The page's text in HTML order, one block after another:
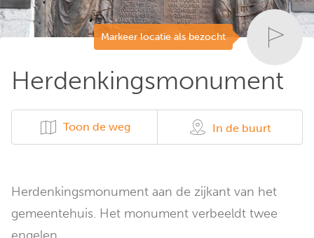
Markeer locatie als bezocht
Herdenkingsmonument
Toon de weg In de buurt
Herdenkingsmonument aan de zijkant van het
gemeentehuis. Het monument verbeeldt twee